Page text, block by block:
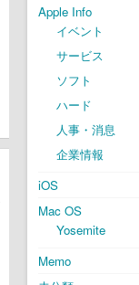
Apple Info
イベント
サービス
ソフト
ハード
人事・消息
企業情報
iOS
Mac OS
Yosemite
Memo